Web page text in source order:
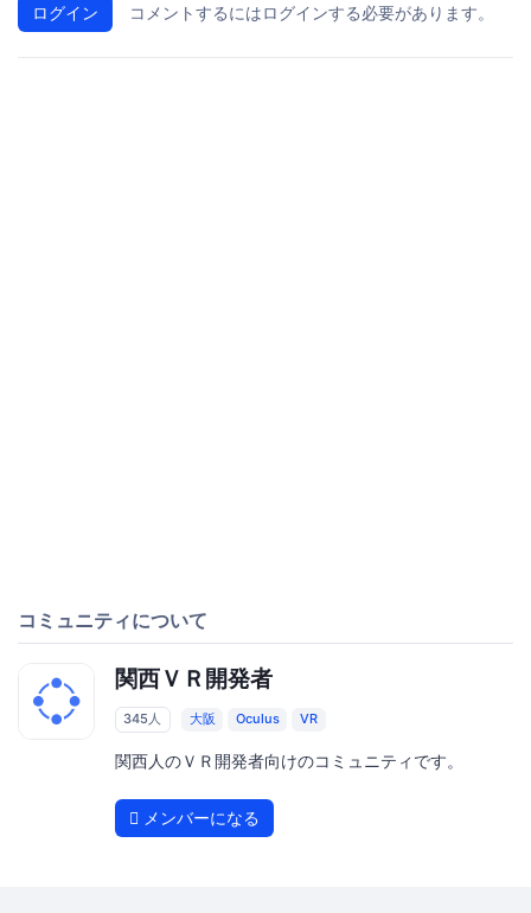
ログイン コメントするにはログインする必要があります。
コミュニティについて
関西ＶＲ開発者
345人 大阪 Oculus VR
関西人のＶＲ開発者向けのコミュニティです。
メンバーになる